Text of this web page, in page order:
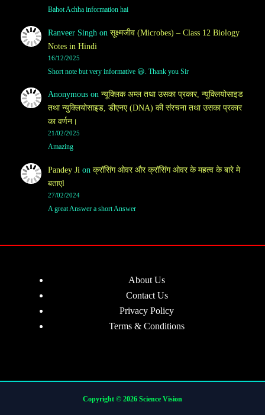
Bahot Achha information hai
Ranveer Singh on सूक्ष्मजीव (Microbes) – Class 12 Biology
Notes in Hindi
16/12/2025
Short note but very informative 😃. Thank you Sir
Anonymouson न्यूक्लिक अम्ल तथा उसका प्रकार, न्युक्लियोसाइड
तथा न्युक्लियोसाइड, डीएनए (DNA) की संरचना तथा उसका प्रकार
का वर्णन।
21/02/2025
Amazing
Pandey Ji on क्रॉसिंग ओवर और क्रॉसिंग ओवर के महत्व के बारे मे
बताएl
27/02/2024
A great Answer a short Answer
About Us
Contact Us
Privacy Policy
Terms & Conditions
Copyright © 2026 Science Vision